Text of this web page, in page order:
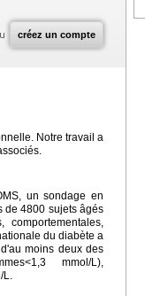
créez un compte
Notre travail a
un sondage en
de 4800 sujets âgés
du diabète a
moins deux des
mmol/L),
L.